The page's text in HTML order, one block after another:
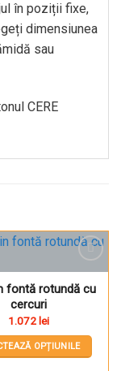
în poziții fixe,
dimensiunea
sau
CERE
fontă rotundă cu
cercuri
1.072 lei
OPȚIUNILE